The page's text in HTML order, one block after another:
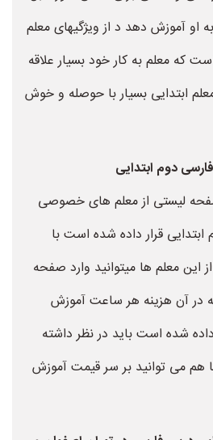
او آموزش دهد د از ویژگیهای معلم
که معلم به کار خود بسیار علاقه
ابتدایی بسیار با حوصله و خوش
دوم ابتدایی
لیستی از معلم های خصوصی
قرار داده شده است با
این معلم ها میتوانید وارد صفحه
در آن هزینه هر ساعت آموزش
شده است باید در نظر داشته
هم می توانید بر سر قیمت آموزش